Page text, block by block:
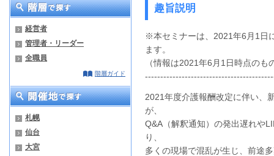
経営者
管理者・リーダー
全職員
階層ガイド
札幌
仙台
大宮
趣旨説明
※本セミナーは、2021年6月1日
ます。
（情報は2021年6月1日時点のも
2021年度介護報酬改定に伴い、
が、
Q&A（解釈通知）の発出遅れや
り、
多くの現場で混乱が生じ、前途